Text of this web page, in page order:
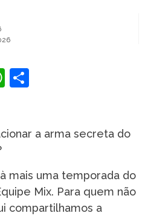
WhatsApp
a arma secreta do
mais uma temporada do
Mix. Para quem não
compartilhamos a